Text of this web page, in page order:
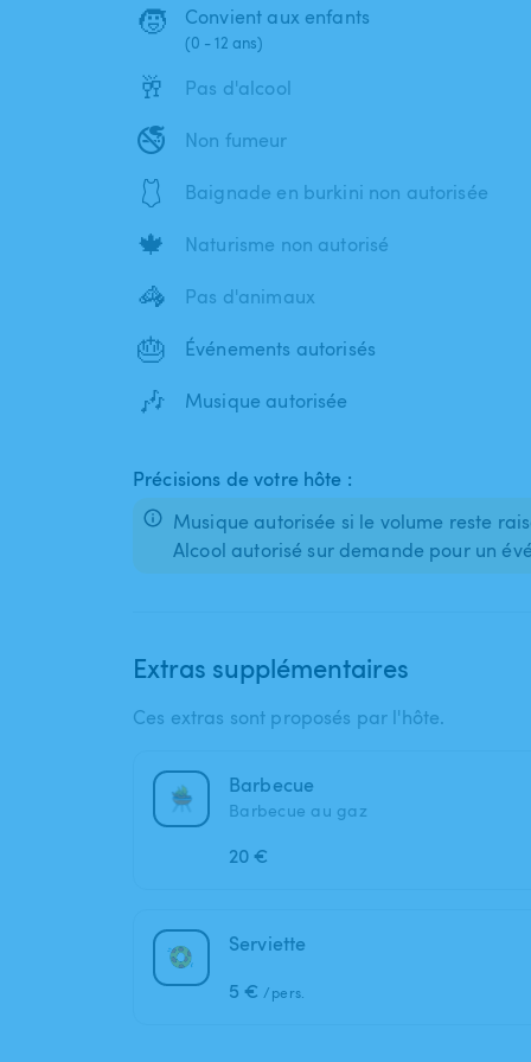
🧒 Convient aux enfants
(0 - 12 ans)
🥂 Pas d'alcool
🚭 Non fumeur
🩱 Baignade en burkini non autorisée
🍁 Naturisme non autorisé
🦓 Pas d'animaux
🎂 Événements autorisés
🎶 Musique autorisée
Précisions de votre hôte :
Musique autorisée si le volume reste
Alcool autorisé sur demande pour un
Extras supplémentaires
Ces extras sont proposés par l'hôte.
Barbecue
Barbecue au gaz
20 €
Serviette
5 € /pers.